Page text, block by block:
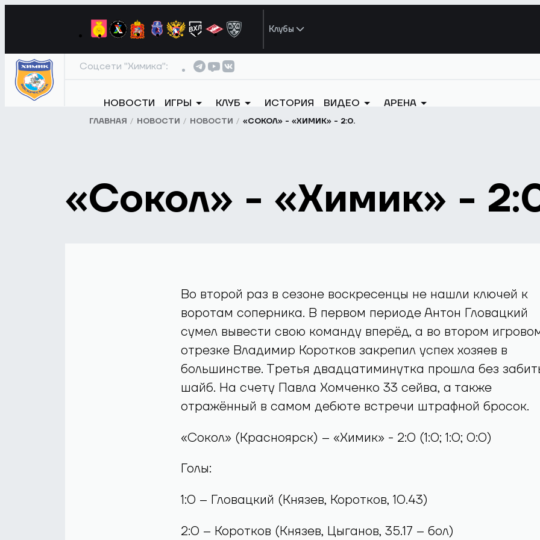
Клубы
Соцсети "Химика":
НОВОСТИ ИГРЫ КЛУБ ИСТОРИЯ ВИДЕО АРЕНА
ГЛАВНАЯ НОВОСТИ НОВОСТИ «СОКОЛ» - «ХИМИК» - 2:0.
«Сокол» - «Химик» -
Во второй раз в сезоне воскресенцы не нашли ключей к
воротам соперника. В первом периоде Антон Гловацкий
сумел вывести свою команду вперёд, а во втором
отрезке Владимир Коротков закрепил успех хозяев в
большинстве. Третья двадцатиминутка прошла без
шайб. На счету Павла Хомченко 33 сейва, а также
отражённый в самом дебюте встречи штрафной бросок.
«Сокол» (Красноярск) – «Химик» - 2:0 (1:0; 1:0; 0:0)
Голы:
1:0 – Гловацкий (Князев, Коротков, 10.43)
2:0 – Коротков (Князев, Цыганов, 35.17 – бол)